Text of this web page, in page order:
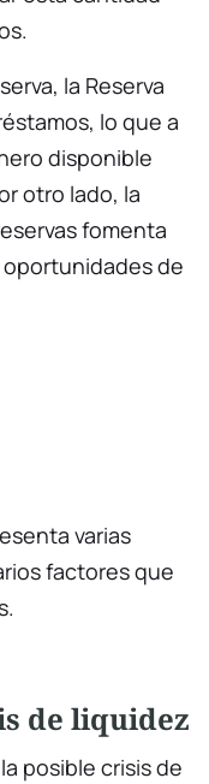
la Reserva
lo que a
disponible
otro lado, la
fomenta
de
varias
factores que
de liquidez
posible crisis de